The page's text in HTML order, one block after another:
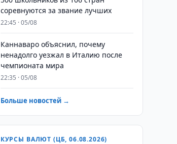
соревнуются за звание лучших
22:45 · 05/08
Каннаваро объяснил, почему
ненадолго уезжал в Италию после
чемпионата мира
22:35 · 05/08
Больше новостей →
КУРСЫ ВАЛЮТ (ЦБ, 06.08.2026)